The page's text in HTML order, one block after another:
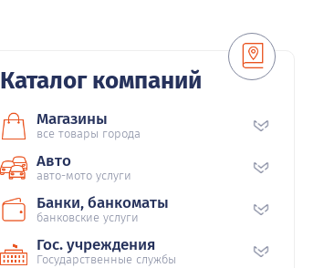
Каталог компаний
Магазины
все товары города
Авто
авто-мото услуги
Банки, банкоматы
банковские услуги
Гос. учреждения
Государственные службы